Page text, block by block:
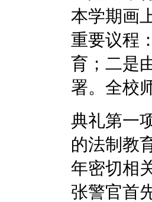
本学期画
重要议程
育；二是
署。全校
典礼第一
的法制教
年密切相
张警官首